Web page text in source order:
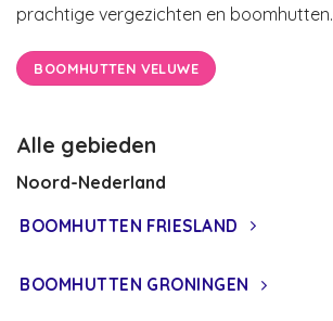
prachtige vergezichten en boomhutten.
BOOMHUTTEN VELUWE
Alle gebieden
Noord-Nederland
BOOMHUTTEN FRIESLAND
BOOMHUTTEN GRONINGEN